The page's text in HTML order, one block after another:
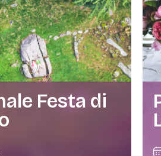
Festa di